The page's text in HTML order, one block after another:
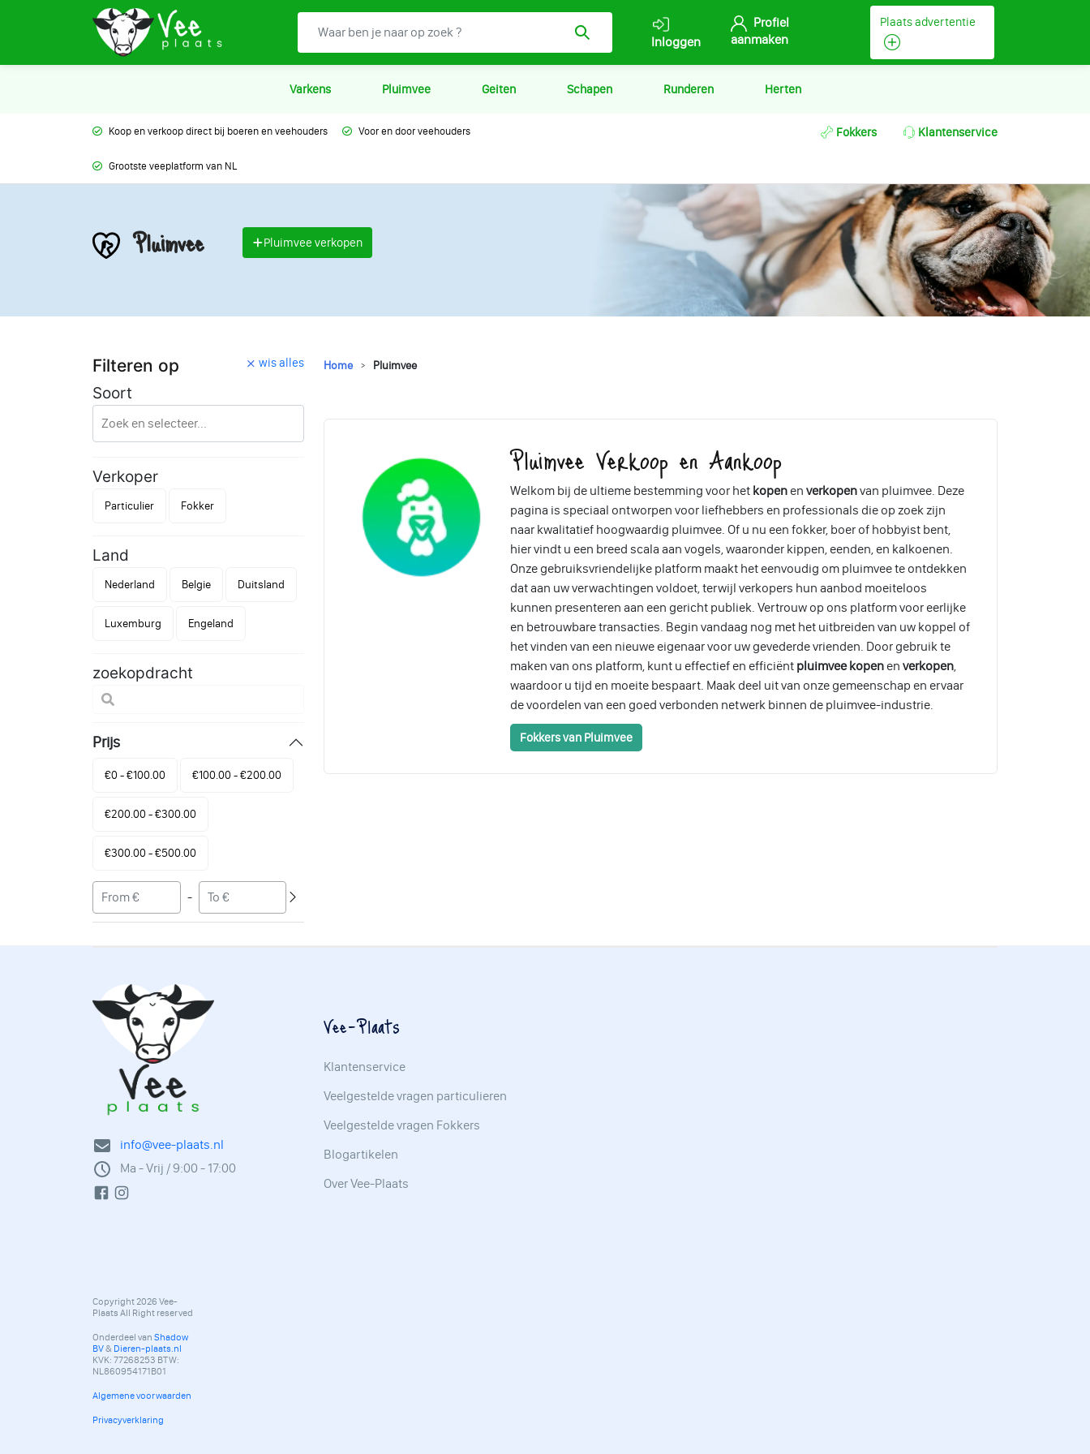
Inloggen
Profiel
aanmaken
Plaats advertentie
Varkens Pluimvee Geiten Schapen Runderen Herten
Koop en verkoop direct bij boeren en veehouders Voor en door veehouders
Grootste veeplatform van NL
Fokkers Klantenservice
Pluimvee Pluimvee verkopen
Filteren op wis alles
Soort
Verkoper
Particulier Fokker
Land
Nederland Belgie Duitsland
Luxemburg Engeland
zoekopdracht
Prijs
€0 - €100.00 €100.00 - €200.00
€200.00 - €300.00
€300.00 - €500.00
-
Home Pluimvee
Pluimvee Verkoop en Aankoop
Welkom bij de ultieme bestemming voor het kopen enverkopenvan pluimvee. Deze
pagina is speciaal ontworpen voor liefhebbers en professionals die op zoek zijn
naar kwalitatief hoogwaardig pluimvee. Of u nu een fokker, boer of hobbyist bent,
hier vindt u een breed scala aan vogels, waaronder kippen, eenden, en kalkoenen.
Onze gebruiksvriendelijke platform maakt het eenvoudig om pluimvee te ontdekken
dat aan uw verwachtingen voldoet, terwijl verkopers hun aanbod moeiteloos
kunnen presenteren aan een gericht publiek. Vertrouw op ons platform voor eerlijke
en betrouwbare transacties. Begin vandaag nog met het uitbreiden van uw koppel of
het vinden van een nieuwe eigenaar voor uw gevederde vrienden. Door gebruik te
maken van ons platform, kunt u effectief en efficiënt pluimvee kopen enverkopen,
waardoor u tijd en moeite bespaart. Maak deel uit van onze gemeenschap en ervaar
de voordelen van een goed verbonden netwerk binnen de pluimvee-industrie.
Fokkers van Pluimvee
info@vee-plaats.nl
Ma - Vrij / 9:00 - 17:00
Copyright 2026 Vee-
Plaats All Right reserved
Onderdeel van Shadow
BV& Dieren-plaats.nl
KVK: 77268253 BTW:
NL860954171B01
Algemene voorwaarden
Privacyverklaring
Vee-Plaats
Klantenservice
Veelgestelde vragen particulieren
Veelgestelde vragen Fokkers
Blogartikelen
Over Vee-Plaats